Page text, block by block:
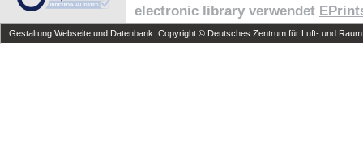
electronic library verwendet
Gestaltung Webseite und Datenbank: Copyright © Deutsches Zentrum für Luft- und